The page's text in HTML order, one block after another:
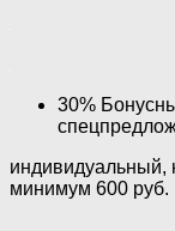
30%
индивидуальный,
минимум 600 руб.